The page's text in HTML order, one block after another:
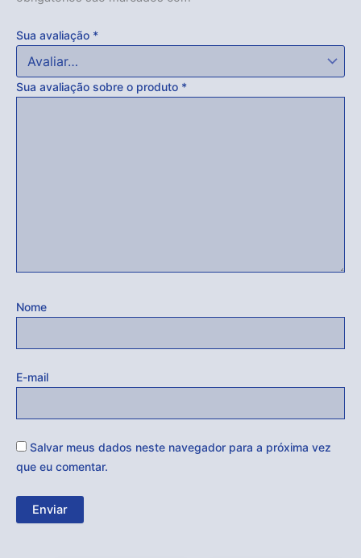
Sua avaliação *
Sua avaliação sobre o produto *
Nome
E-mail
Salvar meus dados neste navegador para a próxima vez
que eu comentar.